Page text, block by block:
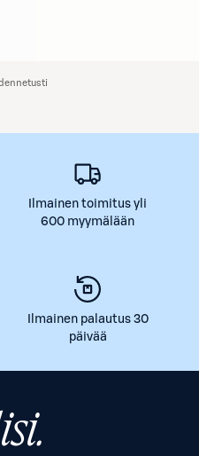
Ilmainen toimitus yli
600 myymälään
Ilmainen palautus 30
päivää